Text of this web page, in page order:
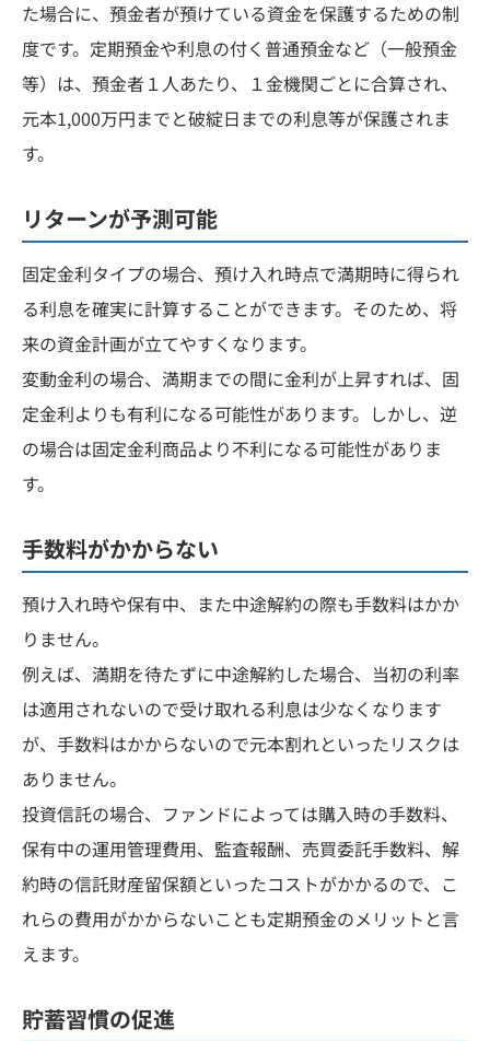
た場合に、預金者が預けている資金を保護するための制
度です。定期預金や利息の付く普通預金など（一般預金
等）は、預金者１人あたり、１金機関ごとに合算され、
元本1,000万円までと破綻日までの利息等が保護されま
す。
リターンが予測可能
固定金利タイプの場合、預け入れ時点で満期時に得られ
る利息を確実に計算することができます。そのため、将
来の資金計画が立てやすくなります。
変動金利の場合、満期までの間に金利が上昇すれば、固
定金利よりも有利になる可能性があります。しかし、逆
の場合は固定金利商品より不利になる可能性がありま
す。
手数料がかからない
預け入れ時や保有中、また中途解約の際も手数料はかか
りません。
例えば、満期を待たずに中途解約した場合、当初の利率
は適用されないので受け取れる利息は少なくなります
が、手数料はかからないので元本割れといったリスクは
ありません。
投資信託の場合、ファンドによっては購入時の手数料、
保有中の運用管理費用、監査報酬、売買委託手数料、解
約時の信託財産留保額といったコストがかかるので、こ
れらの費用がかからないことも定期預金のメリットと言
えます。
貯蓄習慣の促進